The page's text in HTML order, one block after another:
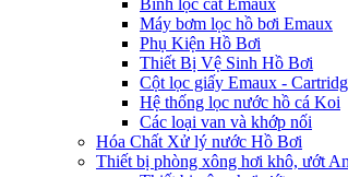
Bình lọc cát Emaux
Máy bơm lọc hồ bơi Emaux
Phụ Kiện Hồ Bơi
Thiết Bị Vệ Sinh Hồ Bơi
Cột lọc giấy Emaux -
Hệ thống lọc nước hồ cá Koi
Các loại van và khớp nối
Hóa Chất Xử lý nước Hồ Bơi
Thiết bị phòng xông hơi khô, ướt